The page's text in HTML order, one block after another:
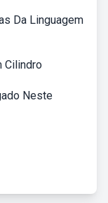
Da Linguagem
Cilindro
Neste